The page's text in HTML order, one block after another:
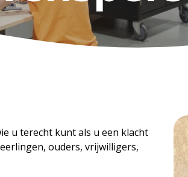
u terecht kunt als u een klacht
ouders, vrijwilligers,